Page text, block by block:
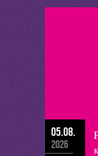
05.08.
2026